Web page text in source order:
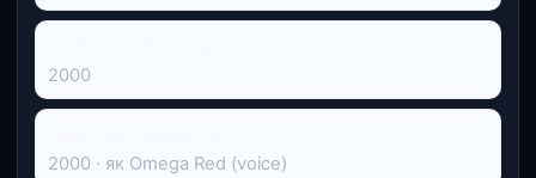
2000
2000 · як Omega Red (voice)